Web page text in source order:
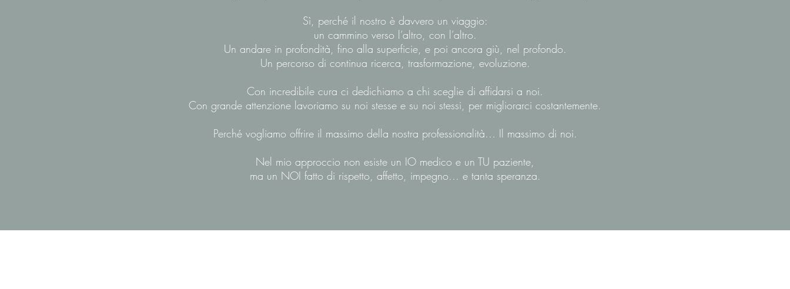
Sì, perché il nostro è davvero un viaggio:
un cammino verso l’altro, con l’altro.
Un andare in profondità, fino alla superficie, e poi ancora giù, nel profondo.
Un percorso di continua ricerca, trasformazione, evoluzione.
Con incredibile cura ci dedichiamo a chi sceglie di affidarsi a noi.
Con grande attenzione lavoriamo su noi stesse e su noi stessi, per migliorarci costantemente.
Perché vogliamo offrire il massimo della nostra professionalità… Il massimo di noi.
Nel mio approccio non esiste un IO medico e un TU paziente,
ma un NOI fatto di rispetto, affetto, impegno… e tanta speranza.